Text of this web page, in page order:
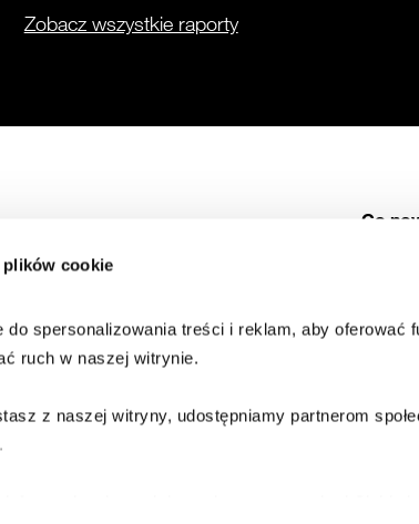
cookie
spersonalizowania treści i reklam, aby oferować
ruch w naszej witrynie.
z naszej witryny, udostępniamy partnerom
Zobacz wszystkie raporty
Co